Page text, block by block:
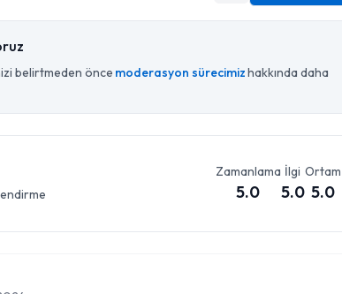
belirtmeden önce moderasyon sürecimizhakkında daha
Zamanlama
5.0
İlgi
5.0
Ortam
5.0